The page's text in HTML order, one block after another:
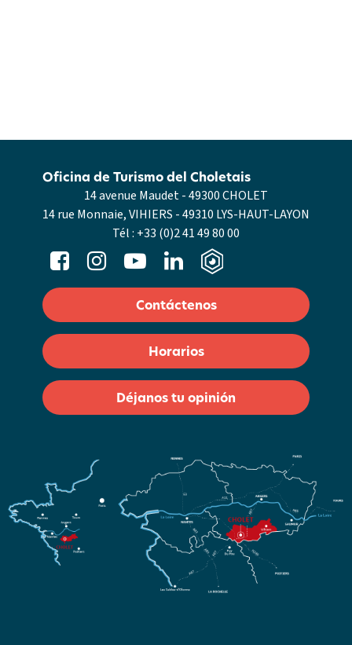
14 avenue Maudet - 49300 CHOLET
14 rue Monnaie, VIHIERS - 49310 LYS-HAUT-LAYON
Tél : +33 (0)2 41 49 80 00
Oficina de Turismo del Choletais
Contáctenos
Horarios
Déjanos tu opinión